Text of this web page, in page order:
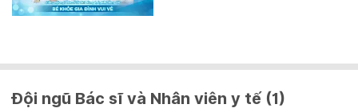
Đội ngũ Bác sĩ và Nhân viên y tế (1)